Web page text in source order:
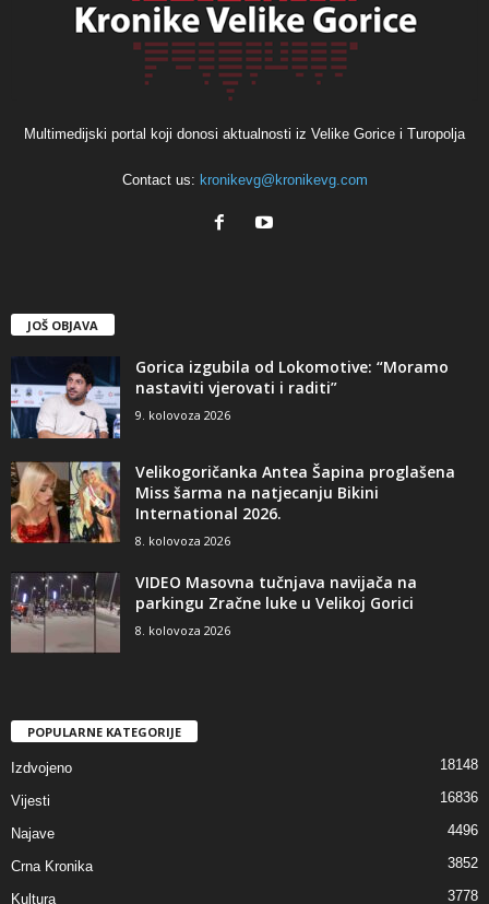
Multimedijski portal koji donosi aktualnosti iz Velike Gorice i Turopolja
Contact us: kronikevg@kronikevg.com
JOŠ OBJAVA
Gorica izgubila od Lokomotive: “Moramo
nastaviti vjerovati i raditi”
9. kolovoza 2026
Velikogoričanka Antea Šapina proglašena
Miss šarma na natjecanju Bikini
International 2026.
8. kolovoza 2026
VIDEO Masovna tučnjava navijača na
parkingu Zračne luke u Velikoj Gorici
8. kolovoza 2026
POPULARNE KATEGORIJE
Izdvojeno 18148
Vijesti 16836
Najave 4496
Crna Kronika 3852
Kultura 3778